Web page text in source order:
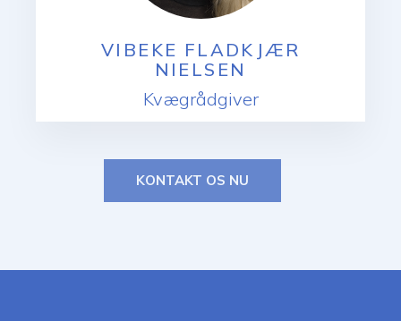
VIBEKE FLADKJÆR
NIELSEN
Kvægrådgiver
KONTAKT OS NU